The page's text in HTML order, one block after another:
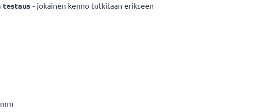
testaus - jokainen kenno tutkitaan erikseen